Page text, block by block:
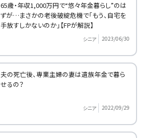
65歳・年収1,000万円で“悠々年金暮らし”のは
ずが…まさかの老後破綻危機で「もう、自宅を
手放すしかないのか」【FPが解説】
シニア 2023/06/30
夫の死亡後、専業主婦の妻は遺族年金で暮ら
せるの？
シニア 2022/09/29